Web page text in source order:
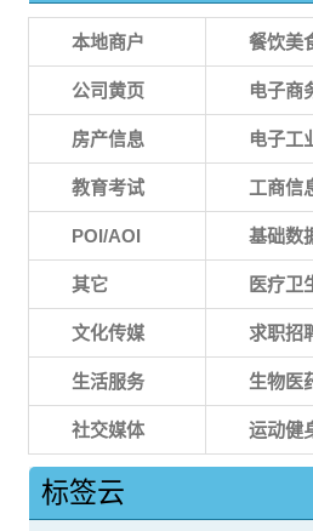
本地商户 餐饮美
公司黄页 电子商
房产信息 电子工
教育考试 工商信
POI/AOI 基础数
其它 医疗卫
文化传媒 求职招
生活服务 生物医
社交媒体 运动健
标签云